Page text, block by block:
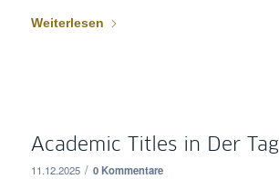
Weiterlesen
Academic Titles in Der Tag
11.12.2025 / 0 Kommentare